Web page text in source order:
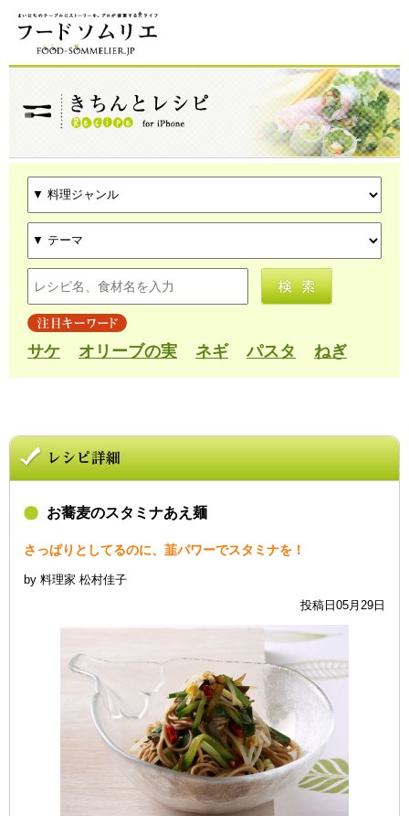
サケ オリーブの実 ネギ パスタ ねぎ
お蕎麦のスタミナあえ麺
さっぱりとしてるのに、韮パワーでスタミナを！
by 料理家 松村佳子
投稿日05月29日